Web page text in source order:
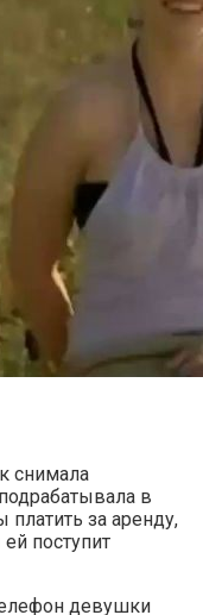
снимала
в
за аренду,
поступит
девушки